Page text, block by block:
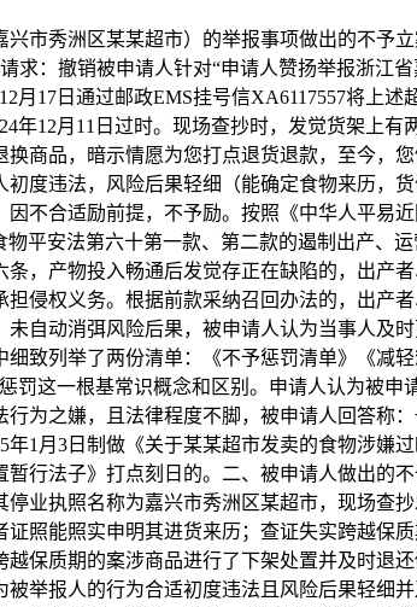
秀洲区某某超市）的举报事项做出的不予立
求：撤销被申请人针对“申请人赞扬举报浙江
17日通过邮政EMS挂号信XA6117557将上
年12月11日过时。现场查抄时，发觉货架上
商品，暗示情愿为您打点退货退款，至今，
度违法，风险后果轻细（能确定食物来历，
不合适励前提，不予励。按照《中华人平易
平安法第六十第一款、第二款的遏制出产、
，产物投入畅通后发觉存正在缺陷的，出产
侵权义务。根据前款采纳召回办法的，出产
自动消弭风险后果，被申请人认为当事人及
致列举了两份清单：《不予惩罚清单》《减
这一根基常识概念和区别。申请人认为被申
为之嫌，且法律程度不脚，被申请人回答称
1月3日制做《关于某某超市发卖的食物涉嫌
行法子》打点刻日的。二、被申请人做出的
业执照名称为嘉兴市秀洲区某超市，现场查
照能照实申明其进货来历；查证失实跨越保
保质期的案涉商品进行了下架处置并及时退
举报人的行为合适初度违法且风险后果轻细